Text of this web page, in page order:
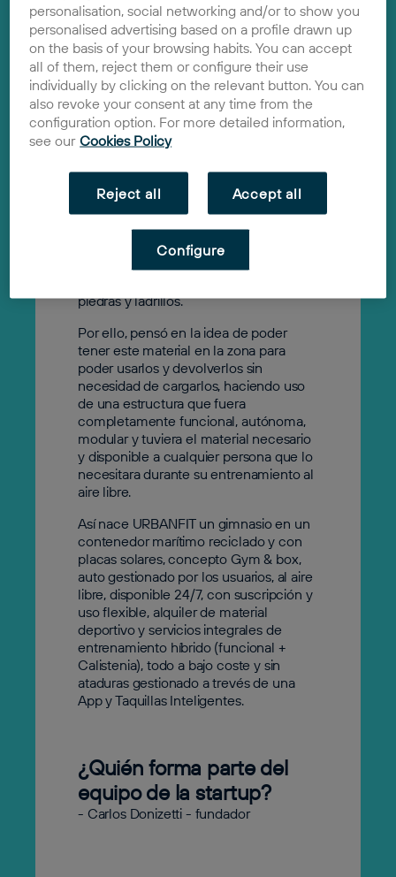
UrbanFit
2025
Solución
La idea de URBANFIT surge durante
una de las sesiones de entrenamiento
en zonas publicas de calistenia,
identificó que no solo él, sino así como
otros usuarios, no disponían de material
suficiente para realizar un
entrenamiento completo. Para
solucionar esto hacían uso cualquier
piedras y ladrillos.
Por ello, pensó en la idea de poder
tener este material en la zona para
poder usarlos y devolverlos sin
necesidad de cargarlos, haciendo uso
de una estructura que fuera
completamente funcional, autónoma,
modular y tuviera el material necesario
y disponible a cualquier persona que lo
necesitara durante su entrenamiento al
aire libre.
Así nace URBANFIT un gimnasio en un
contenedor marítimo reciclado y con
placas solares, concepto Gym & box,
auto gestionado por los usuarios, al aire
libre, disponible 24/7, con suscripción y
uso flexible, alquiler de material
deportivo y servicios integrales de
entrenamiento híbrido (funcional +
Calistenia), todo a bajo coste y sin
ataduras gestionado a trevés de una
App y Taquillas Inteligentes.
¿Quién forma parte del
equipo de la startup?
- Carlos Donizetti - fundador
personalisation, social networking and/or to show you
personalised advertising based on a profile drawn up
on the basis of your browsing habits. You can accept
all of them, reject them or configure their use
individually by clicking on the relevant button. You can
also revoke your consent at any time from the
configuration option. For more detailed information,
see our Cookies Policy
Reject all Accept all
Configure